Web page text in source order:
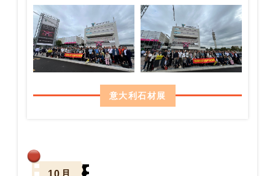
意大利石材展
10月